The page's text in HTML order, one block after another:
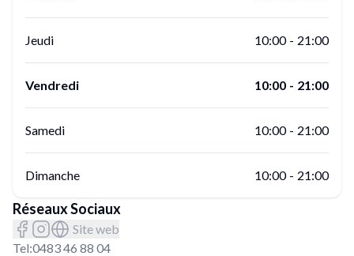
Jeudi 10:00 - 21:00
Vendredi 10:00 - 21:00
Samedi 10:00 - 21:00
Dimanche 10:00 - 21:00
Réseaux Sociaux
Site web
Tel:0483 46 88 04